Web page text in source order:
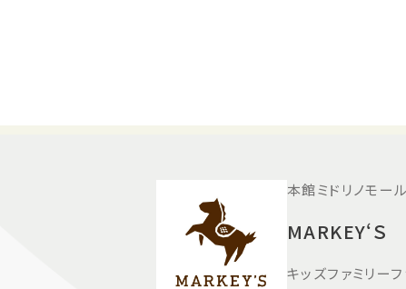
本館ミドリノモー
MARKEY‘Ｓ
キッズファミリーフ